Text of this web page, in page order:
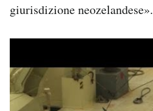
giurisdizione neozelandese».